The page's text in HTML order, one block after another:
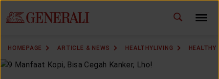
HOMEPAGE ARTICLE & NEWS HEALTHYLIVING HEALTHY
CHANGE LANGUAGE ID EN